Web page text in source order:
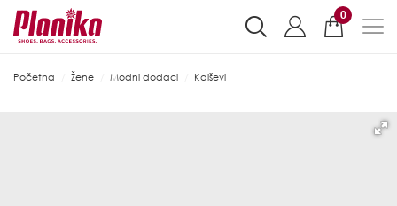
0
Početna Žene Modni dodaci Kaiševi